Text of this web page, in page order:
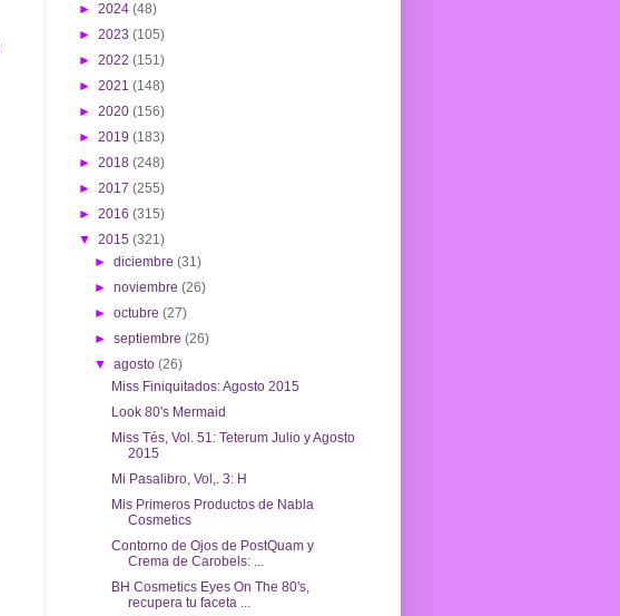
► 2024 (48)
► 2023 (105)
► 2022 (151)
► 2021 (148)
► 2020 (156)
► 2019 (183)
► 2018 (248)
► 2017 (255)
► 2016 (315)
▼ 2015 (321)
►diciembre(31)
►noviembre(26)
►octubre(27)
►septiembre(26)
▼agosto(26)
Miss Finiquitados: Agosto 2015
Look 80's Mermaid
Miss Tés, Vol. 51: Teterum Julio y Agosto
2015
Mi Pasalibro, Vol,. 3: H
Mis Primeros Productos de Nabla
Cosmetics
Contorno de Ojos de PostQuam y
Crema de Carobels: ...
BH Cosmetics Eyes On The 80's,
recupera tu faceta ...